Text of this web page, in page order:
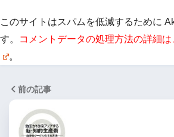
このサイトはスパムを低減するために
す。
コメントデータの処理方法の詳細
。
前の記事